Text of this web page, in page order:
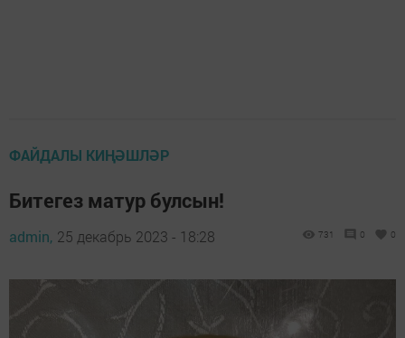
ФАЙДАЛЫ КИҢӘШЛӘР
Битегез матур булсын!
admin, 25 декабрь 2023 - 18:28 731 0 0